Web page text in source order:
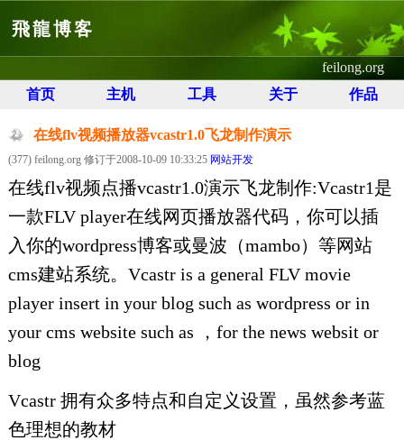
飛龍博客
feilong.org
首页
主机 工具 关于 作品
在线flv视频播放器vcastr1.0飞龙制作演示
(377) feilong.org 修订于2008-10-09 10:33:25 网站开发
在线flv视频点播vcastr1.0演示飞龙制作:Vcastr1是
一款FLV player在线网页播放器代码，你可以插
入你的wordpress博客或曼波（mambo）等网站
cms建站系统。Vcastr is a general FLV movie
player insert in your blog such as wordpress or in
your cms website such as ，for the news websit or
blog
Vcastr 拥有众多特点和自定义设置，虽然参考蓝
色理想的教材